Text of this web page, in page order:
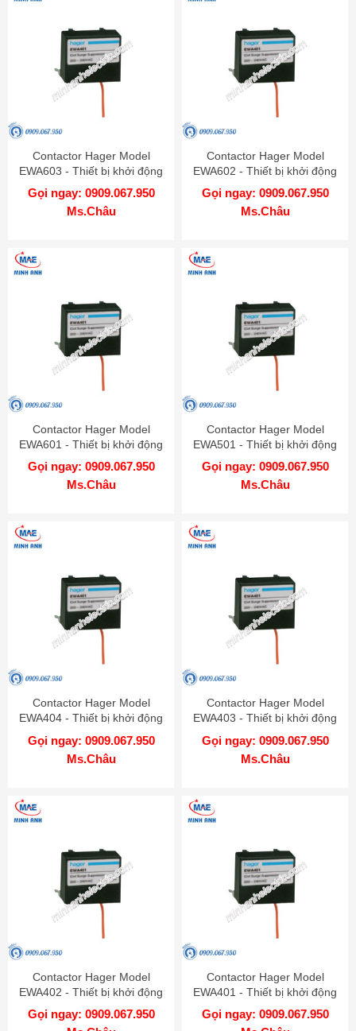
Contactor Hager Model
EWA603 - Thiết bị khởi động
từ
Gọi ngay: 0909.067.950
Ms.Châu
Contactor Hager Model
EWA602 - Thiết bị khởi động
từ
Gọi ngay: 0909.067.950
Ms.Châu
Contactor Hager Model
EWA601 - Thiết bị khởi động
từ
Gọi ngay: 0909.067.950
Ms.Châu
Contactor Hager Model
EWA501 - Thiết bị khởi động
từ
Gọi ngay: 0909.067.950
Ms.Châu
Contactor Hager Model
EWA404 - Thiết bị khởi động
từ
Gọi ngay: 0909.067.950
Ms.Châu
Contactor Hager Model
EWA403 - Thiết bị khởi động
từ
Gọi ngay: 0909.067.950
Ms.Châu
Contactor Hager Model
EWA402 - Thiết bị khởi động
từ
Gọi ngay: 0909.067.950
Contactor Hager Model
EWA401 - Thiết bị khởi động
từ
Gọi ngay: 0909.067.950